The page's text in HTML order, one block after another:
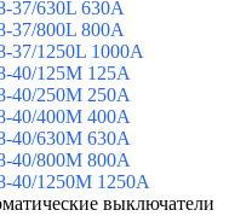
37/630L 630A
37/800L 800A
37/1250L 1000A
40/125M 125A
40/250M 250A
40/400M 400A
40/630М 630A
40/800M 800A
40/1250М 1250A
выключатели